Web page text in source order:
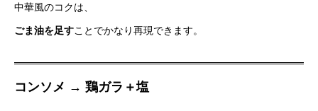
中華風のコクは、
ごま油を足すことでかなり再現できます。
コンソメ → 鶏ガラ＋塩